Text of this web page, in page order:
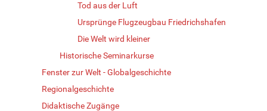
Tod aus der Luft
Ursprünge Flugzeugbau Friedrichshafen
Die Welt wird kleiner
Historische Seminarkurse
Fenster zur Welt - Globalgeschichte
Regionalgeschichte
Didaktische Zugänge